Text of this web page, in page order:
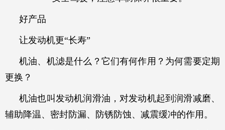
好产品
让发动机更“长寿”
机油、机滤是什么？它们有何作用？为何需要定期
更换？
机油也叫发动机润滑油，对发动机起到润滑减磨、
辅助降温、密封防漏、防锈防蚀、减震缓冲的作用。